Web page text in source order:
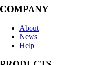
COMPANY
About
News
Help